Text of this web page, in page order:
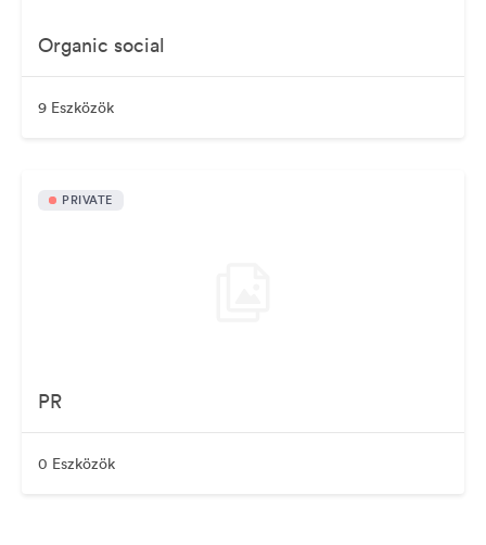
Organic social
9 Eszközök
PRIVATE
PR
0 Eszközök